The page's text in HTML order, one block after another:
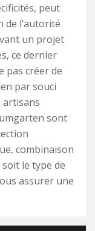
peut
de l’autorité
un projet
ce dernier
pas créer de
par souci
artisans
sont
combinaison
le type de
assurer une